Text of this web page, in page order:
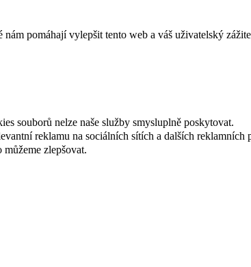
pomáhají vylepšit tento web a váš uživatelský
souborů nelze naše služby smysluplně poskytovat.
reklamu na sociálních sítích a dalších reklamních
zlepšovat.